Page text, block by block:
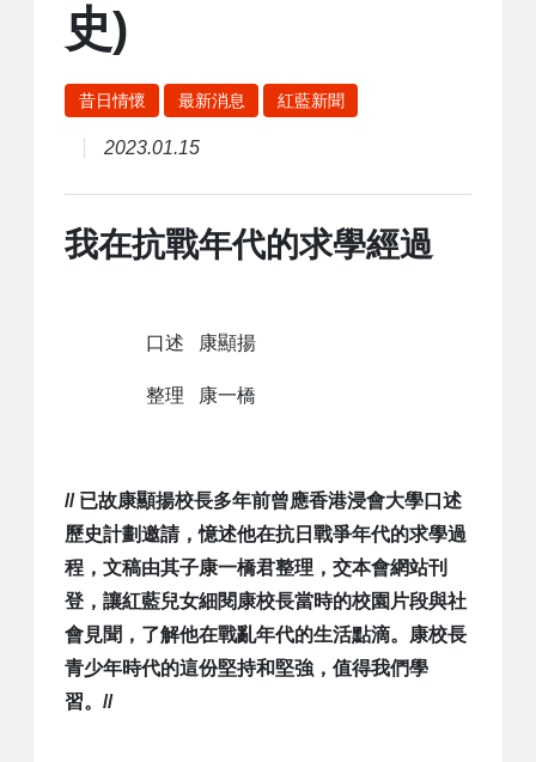
史)
昔日情懷 最新消息 紅藍新聞
2023.01.15
我在抗戰年代的求學經過
口述 康顯揚
整理 康一橋
// 已故康顯揚校長多年前曾應香港浸會大學口述
歷史計劃邀請，憶述他在抗日戰爭年代的求學過
程，文稿由其子康一橋君整理，交本會網站刊
登，讓紅藍兒女細閱康校長當時的校園片段與社
會見聞，了解他在戰亂年代的生活點滴。康校長
青少年時代的這份堅持和堅強，值得我們學
習。//